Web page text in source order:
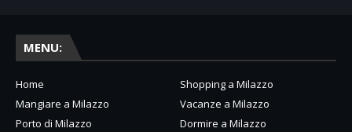
MENU:
Home
Shopping a Milazzo
Mangiare a Milazzo
Vacanze a Milazzo
Porto di Milazzo
Dormire a Milazzo